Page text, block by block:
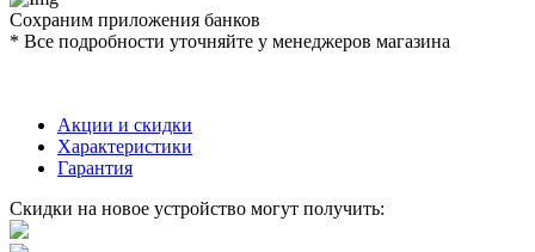
Сохраним приложения банков
* Все подробности уточняйте у менеджеров магазина
Акции и скидки
Характеристики
Гарантия
Скидки на новое устройство могут получить: